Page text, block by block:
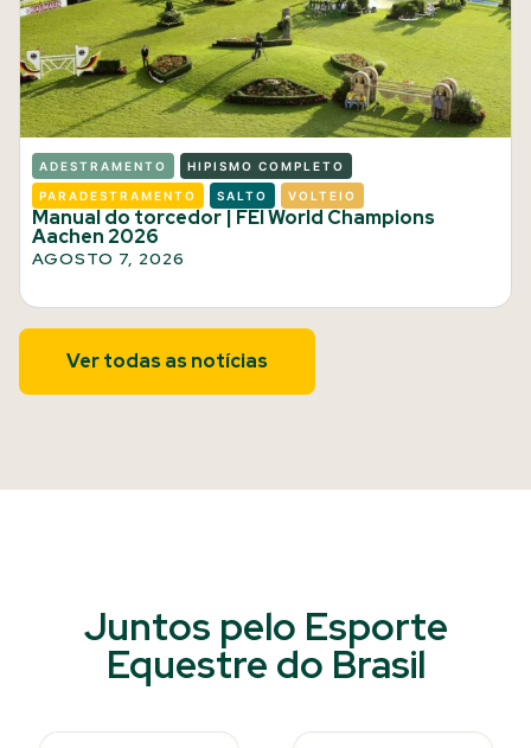
ADESTRAMENTO HIPISMO COMPLETO
PARADESTRAMENTO SALTO VOLTEIO
Manual do torcedor | FEI World Champions
Aachen 2026
AGOSTO 7, 2026
Ver todas as notícias
Juntos pelo Esporte
Equestre do Brasil​